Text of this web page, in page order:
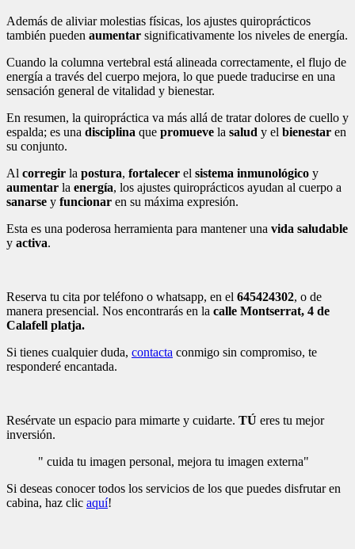
Además de aliviar molestias físicas, los ajustes quiroprácticos
también pueden aumentar significativamente los niveles de energía.
Cuando la columna vertebral está alineada correctamente, el flujo de
energía a través del cuerpo mejora, lo que puede traducirse en una
sensación general de vitalidad y bienestar.
En resumen, la quiropráctica va más allá de tratar dolores de cuello y
espalda; es una disciplina que promueve la salud y el bienestar en
su conjunto.
Al corregir la postura, fortalecer el sistema inmunológico y
aumentar la energía, los ajustes quiroprácticos ayudan al cuerpo a
sanarse y funcionar en su máxima expresión.
Esta es una poderosa herramienta para mantener una vida saludable
y activa.
Reserva tu cita por teléfono o whatsapp, en el 645424302, o de
manera presencial. Nos encontrarás en la calle Montserrat, 4 de
Calafell platja.
Si tienes cualquier duda, contacta conmigo sin compromiso, te
responderé encantada.
Resérvate un espacio para mimarte y cuidarte. TÚ eres tu mejor
inversión.
" cuida tu imagen personal, mejora tu imagen externa"
Si deseas conocer todos los servicios de los que puedes disfrutar en
cabina, haz clic aquí!